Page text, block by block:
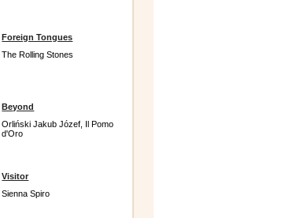
Foreign Tongues
The Rolling Stones
Beyond
Orliński Jakub Józef, Il Pomo
d'Oro
Visitor
Sienna Spiro